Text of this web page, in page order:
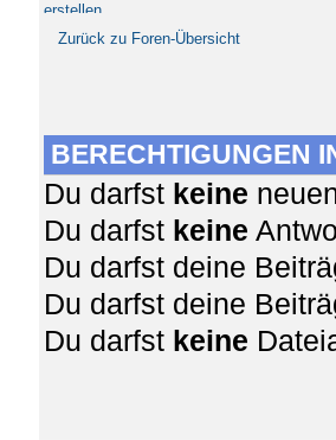
erstellen
Zurück zu Foren-Übersicht
BERECHTIGUNGEN
Du darfst keine
Du darfst keine
Du darfst deine
Du darfst deine
Du darfst keine